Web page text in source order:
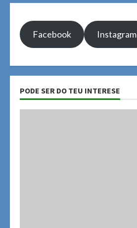
Facebook Instagram
PODE SER DO TEU INTERESE